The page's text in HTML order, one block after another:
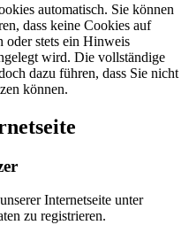
automatisch. Sie können
dass keine Cookies auf
oder stets ein Hinweis
wird. Die vollständige
dazu führen, dass Sie nicht
können.
Internetseite unter
zu registrieren.